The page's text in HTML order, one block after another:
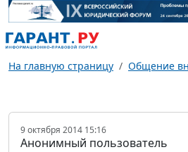
На главную страницу Общение
9 октября 2014 15:16
Анонимный пользователь